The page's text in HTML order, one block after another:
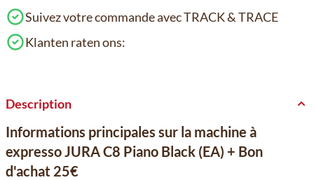
Suivez votre commande avec TRACK & TRACE
Klanten raten ons:
Description
Informations principales sur la machine à
expresso JURA C8 Piano Black (EA) + Bon
d'achat 25€